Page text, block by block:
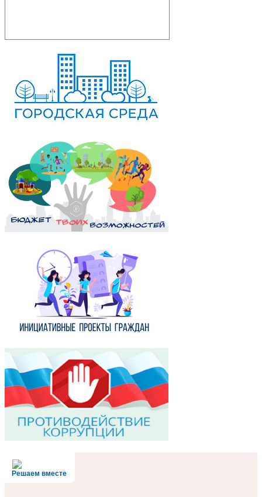
Решаем вместе